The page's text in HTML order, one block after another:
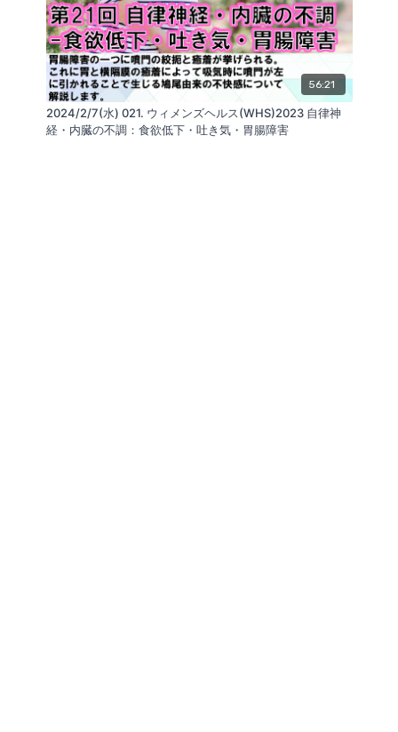
56:21
2024/2/7(水) 021. ウィメンズヘルス(WHS)2023 自律神
経・内臓の不調：食欲低下・吐き気・胃腸障害